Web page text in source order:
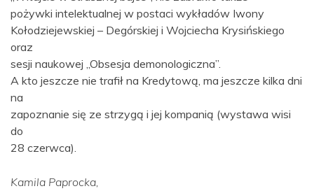
pożywki intelektualnej w postaci wykładów Iwony
Kołodziejewskiej – Degórskiej i Wojciecha Krysińskiego
oraz
sesji naukowej „Obsesja demonologiczna”.
A kto jeszcze nie trafił na Kredytową, ma jeszcze kilka dni
na
zapoznanie się ze strzygą i jej kompanią (wystawa wisi
do
28 czerwca).
Kamila Paprocka,